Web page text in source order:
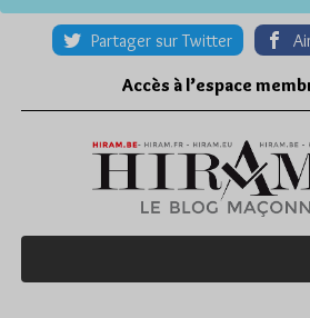
Partager sur Twitter
Accès à l’espace